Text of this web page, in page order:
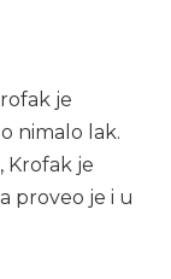
je
nimalo lak.
Krofak je
proveo je i u